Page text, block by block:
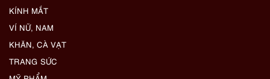
KÍNH MẮT
VÍ NỮ, NAM
KHĂN, CÀ VẠT
TRANG SỨC